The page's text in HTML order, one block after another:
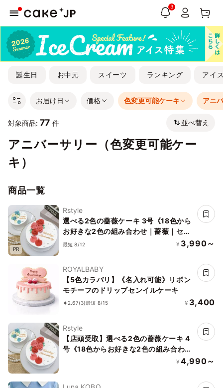
3
誕生日 お中元 スイーツ ランキング アイ
お届け日 価格 色変更可能ケーキ アニ
対象商品: 77 件 並べ替え
アニバーサリー（色変更可能ケー
キ）
商品一覧
PR
Rstyle
選べる2色の薔薇ケーキ 3号《18色から
お好きな2色の組み合わせ｜薔薇｜セン
イルケーキ｜メッセージ｜韓国》
最短 8/12 ¥ 3,990～
ROYALBABY
【5色カラバリ】《名入れ可能》リボン
モチーフのドリップセンイルケーキ
2.67(3)最短 8/15 ¥ 3,400
Rstyle
【店頭受取】選べる2色の薔薇ケーキ 4
号《18色からお好きな2色の組み合わせ
｜薔薇｜センイルケーキ｜メッセージ｜
¥ 4,990～